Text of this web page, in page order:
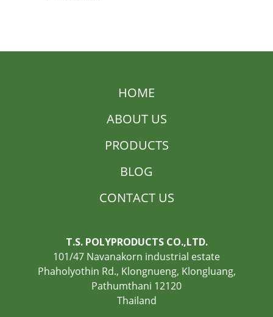
HOME
ABOUT US
PRODUCTS
BLOG
CONTACT US
T.S. POLYPRODUCTS CO.,LTD.
101/47 Navanakorn industrial estate
Phaholyothin Rd., Klongnueng, Klongluang,
Pathumthani 12120
Thailand